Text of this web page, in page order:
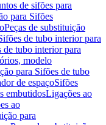
de sifões para
para Sifões
Peças de substituição
de tubo interior para
de tubo interior para
modelo
para Sifões de tubo
de espaçoSifões
embutidosLigações ao
ao
para